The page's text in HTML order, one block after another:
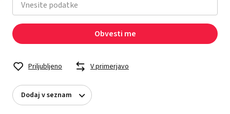
Obvesti me
Priljubljeno V primerjavo
Dodaj v seznam